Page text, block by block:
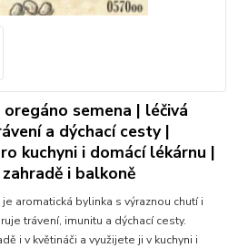
semena | léčivá
a dýchací cesty |
kuchyni i domácí lékárnu |
i balkoně
aromatická bylinka s výraznou chutí i
trávení, imunitu a dýchací cesty.
i v květináči a využijete ji v kuchyni i